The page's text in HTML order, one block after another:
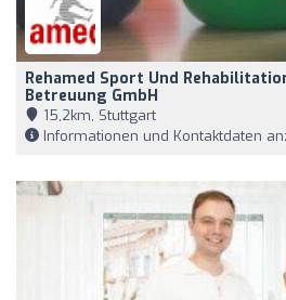
Rehamed Sport Und
Betreuung GmbH
15,2km, Stuttgart
Informationen und Kontaktdaten